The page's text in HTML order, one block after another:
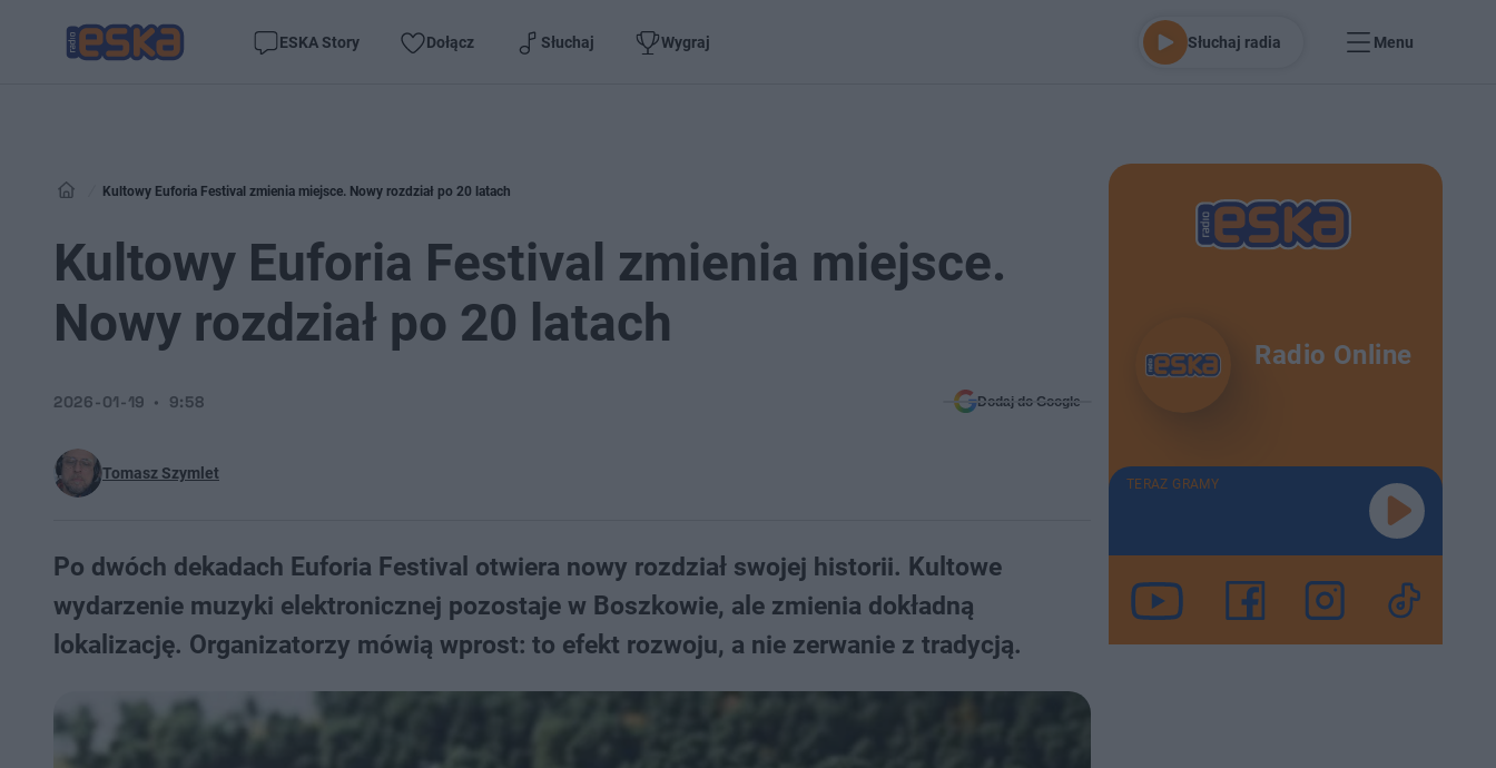
ESKA Story Dołącz Słuchaj Wygraj Słuchaj radia Menu
Kultowy Euforia Festival zmienia miejsce. Nowy rozdział po 20 latach
Kultowy Euforia Festival zmienia miejsce.
Nowy rozdział po 20 latach
Tomasz Szymlet
2026-01-19 9:58 Dodaj do Google
Po dwóch dekadach Euforia Festival otwiera nowy rozdział swojej historii. Kultowe
wydarzenie muzyki elektronicznej pozostaje w Boszkowie, ale zmienia dokładną
lokalizację. Organizatorzy mówią wprost: to efekt rozwoju, a nie zerwanie z tradycją.
Radio Online
TERAZ GRAMY